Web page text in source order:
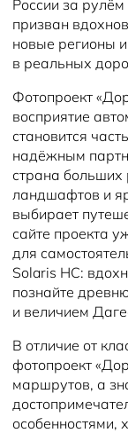
России за рулём
призван
новые регионы
в реальных
Фотопроект
восприятие
становится
надёжным
страна больших
ландшафтов и
выбирает
сайте проекта
для
Solaris HC:
познайте
и величием
В отличие от
фотопроект
маршрутов, а
особенностями,